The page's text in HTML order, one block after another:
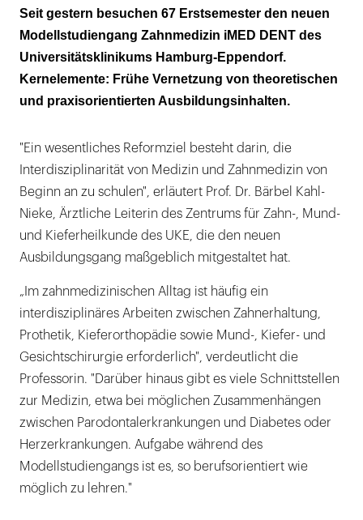
Soziale Kompetenzen stehen auf dem
Lehrplan
Seit gestern besuchen 67 Erstsemester den neuen
Modellstudiengang Zahnmedizin iMED DENT des
Universitätsklinikums Hamburg-Eppendorf.
Kernelemente: Frühe Vernetzung von theoretischen
und praxisorientierten Ausbildungsinhalten.
"Ein wesentliches Reformziel besteht darin, die
Interdisziplinarität von Medizin und Zahnmedizin von
Beginn an zu schulen", erläutert Prof. Dr. Bärbel Kahl-
Nieke, Ärztliche Leiterin des Zentrums für Zahn-, Mund-
und Kieferheilkunde des UKE, die den neuen
Ausbildungsgang maßgeblich mitgestaltet hat.
„Im zahnmedizinischen Alltag ist häufig ein
interdisziplinäres Arbeiten zwischen Zahnerhaltung,
Prothetik, Kieferorthopädie sowie Mund-, Kiefer- und
Gesichtschirurgie erforderlich", verdeutlicht die
Professorin. "Darüber hinaus gibt es viele Schnittstellen
zur Medizin, etwa bei möglichen Zusammenhängen
zwischen Parodontalerkrankungen und Diabetes oder
Herzerkrankungen. Aufgabe während des
Modellstudiengangs ist es, so berufsorientiert wie
möglich zu lehren."